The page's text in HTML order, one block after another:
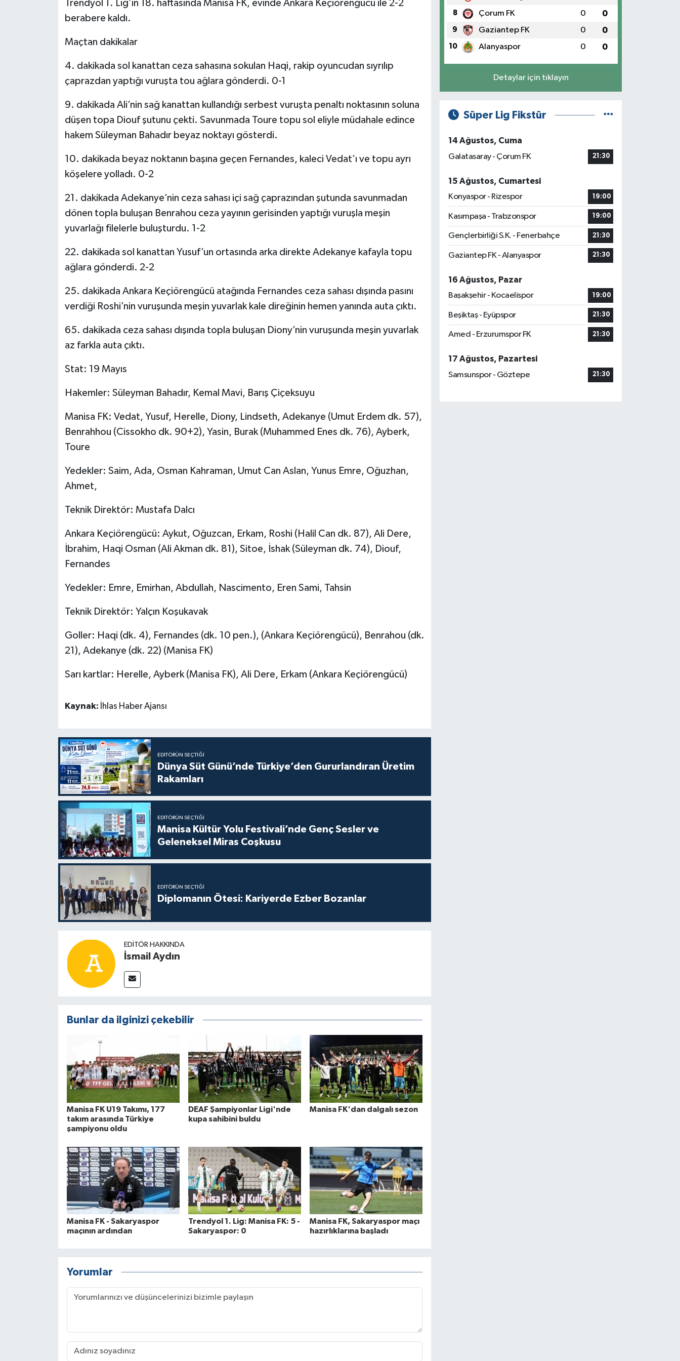
Trendyol 1. Lig’in 18. haftasında Manisa FK, evinde Ankara Keçiörengücü ile 2-2
berabere kaldı.
Maçtan dakikalar
4. dakikada sol kanattan ceza sahasına sokulan Haqi, rakip oyuncudan sıyrılıp
çaprazdan yaptığı vuruşta tou ağlara gönderdi. 0-1
9. dakikada Ali’nin sağ kanattan kullandığı serbest vuruşta penaltı noktasının soluna
düşen topa Diouf şutunu çekti. Savunmada Toure topu sol eliyle müdahale edince
hakem Süleyman Bahadır beyaz noktayı gösterdi.
10. dakikada beyaz noktanın başına geçen Fernandes, kaleci Vedat’ı ve topu ayrı
köşelere yolladı. 0-2
21. dakikada Adekanye’nin ceza sahası içi sağ çaprazından şutunda savunmadan
dönen topla buluşan Benrahou ceza yayının gerisinden yaptığı vuruşla meşin
yuvarlağı filelerle buluşturdu. 1-2
22. dakikada sol kanattan Yusuf’un ortasında arka direkte Adekanye kafayla topu
ağlara gönderdi. 2-2
25. dakikada Ankara Keçiörengücü atağında Fernandes ceza sahası dışında pasını
verdiği Roshi’nin vuruşunda meşin yuvarlak kale direğinin hemen yanında auta çıktı.
65. dakikada ceza sahası dışında topla buluşan Diony’nin vuruşunda meşin yuvarlak
az farkla auta çıktı.
Stat: 19 Mayıs
Hakemler: Süleyman Bahadır, Kemal Mavi, Barış Çiçeksuyu
Manisa FK: Vedat, Yusuf, Herelle, Diony, Lindseth, Adekanye (Umut Erdem dk. 57),
Benrahhou (Cissokho dk. 90+2), Yasin, Burak (Muhammed Enes dk. 76), Ayberk,
Toure
Yedekler: Saim, Ada, Osman Kahraman, Umut Can Aslan, Yunus Emre, Oğuzhan,
Ahmet,
Teknik Direktör: Mustafa Dalcı
Ankara Keçiörengücü: Aykut, Oğuzcan, Erkam, Roshi (Halil Can dk. 87), Ali Dere,
İbrahim, Haqi Osman (Ali Akman dk. 81), Sitoe, İshak (Süleyman dk. 74), Diouf,
Fernandes
Yedekler: Emre, Emirhan, Abdullah, Nascimento, Eren Sami, Tahsin
Teknik Direktör: Yalçın Koşukavak
Goller: Haqi (dk. 4), Fernandes (dk. 10 pen.), (Ankara Keçiörengücü), Benrahou (dk.
21), Adekanye (dk. 22) (Manisa FK)
Sarı kartlar: Herelle, Ayberk (Manisa FK), Ali Dere, Erkam (Ankara Keçiörengücü)
Kaynak: İhlas Haber Ajansı
EDITÖRÜN SEÇTIĞI
Dünya Süt Günü’nde Türkiye’den Gururlandıran Üretim
Rakamları
EDITÖRÜN SEÇTIĞI
Manisa Kültür Yolu Festivali’nde Genç Sesler ve
Geleneksel Miras Coşkusu
EDITÖRÜN SEÇTIĞI
Diplomanın Ötesi: Kariyerde Ezber Bozanlar
EDITÖR HAKKINDA
İsmail Aydın
Bunlar da ilginizi çekebilir
Manisa FK U19 Takımı, 177
takım arasında Türkiye
şampiyonu oldu
DEAF Şampiyonlar Ligi'nde
kupa sahibini buldu
Manisa FK'dan dalgalı sezon
Manisa FK - Sakaryaspor
maçının ardından
Trendyol 1. Lig: Manisa FK: 5 -
Sakaryaspor: 0
Manisa FK, Sakaryaspor maçı
hazırlıklarına başladı
Yorumlar
8 Çorum FK 0 0
9 Gaziantep FK 0 0
10 Alanyaspor 0 0
Detaylar için tıklayın
Süper Lig Fikstür
14 Ağustos, Cuma
Galatasaray - Çorum FK
21:30
15 Ağustos, Cumartesi
Konyaspor - Rizespor
19:00
Kasımpaşa - Trabzonspor 19:00
Gençlerbirliği S.K. - Fenerbahçe 21:30
Gaziantep FK - Alanyaspor 21:30
16 Ağustos, Pazar
Başakşehir - Kocaelispor
19:00
Beşiktaş - Eyüpspor 21:30
Amed - Erzurumspor FK 21:30
17 Ağustos, Pazartesi
Samsunspor - Göztepe
21:30